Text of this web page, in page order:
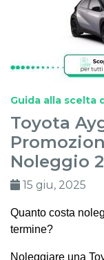
Guida alla scelta
Toyota
Noleggio
15 giu, 2025
Quanto costa
termine?
Noleggiare una